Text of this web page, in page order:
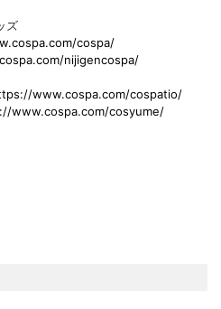
ズ
cospa/
nijigencospa/
www.cospa.com/cospatio/
www.cospa.com/cosyume/